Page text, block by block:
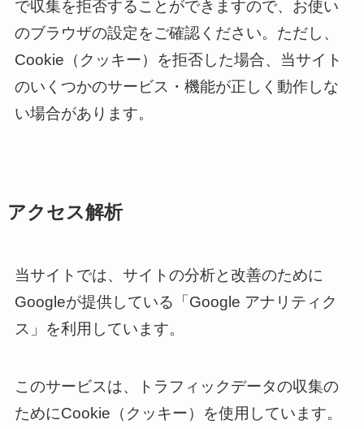
で収集を拒否することができますので、お使い
のブラウザの設定をご確認ください。ただし、
Cookie（クッキー）を拒否した場合、当サイト
のいくつかのサービス・機能が正しく動作しな
い場合があります。
アクセス解析
当サイトでは、サイトの分析と改善のために
Googleが提供している「Google アナリティク
ス」を利用しています。
このサービスは、トラフィックデータの収集の
ためにCookie（クッキー）を使用しています。